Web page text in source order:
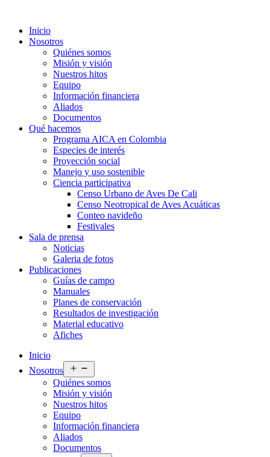
Inicio
Nosotros
Quiénes somos
Misión y visión
Nuestros hitos
Equipo
Información financiera
Aliados
Documentos
Qué hacemos
Programa AICA en Colombia
Especies de interés
Proyección social
Manejo y uso sostenible
Ciencia participativa
Censo Urbano de Aves De Cali
Censo Neotropical de Aves Acuáticas
Conteo navideño
Festivales
Sala de prensa
Noticias
Galeria de fotos
Publicaciones
Guías de campo
Manuales
Planes de conservación
Resultados de investigación
Material educativo
Afiches
Inicio
Nosotros
el
menú
Quiénes somos
Misión y visión
Nuestros hitos
Equipo
Información financiera
Aliados
Documentos